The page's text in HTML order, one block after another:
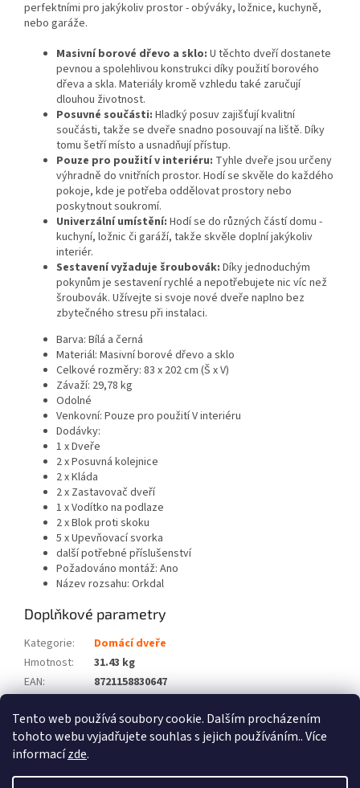
Tento web používá soubory cookie. Dalším procházením
tohoto webu vyjadřujete souhlas s jejich používáním.. Více
informacízde.
perfektními pro jakýkoliv prostor - obýváky, ložnice, kuchyně,
nebo garáže.
Masivní borové dřevo a sklo: U těchto dveří dostanete
pevnou a spolehlivou konstrukci díky použití borového
dřeva a skla. Materiály kromě vzhledu také zaručují
dlouhou životnost.
Posuvné součásti: Hladký posuv zajišťují kvalitní
součásti, takže se dveře snadno posouvají na liště. Díky
tomu šetří místo a usnadňují přístup.
Pouze pro použití v interiéru: Tyhle dveře jsou určeny
výhradně do vnitřních prostor. Hodí se skvěle do každého
pokoje, kde je potřeba oddělovat prostory nebo
poskytnout soukromí.
Univerzální umístění: Hodí se do různých částí domu -
kuchyní, ložnic či garáží, takže skvěle doplní jakýkoliv
interiér.
Sestavení vyžaduje šroubovák: Díky jednoduchým
pokynům je sestavení rychlé a nepotřebujete nic víc než
šroubovák. Užívejte si svoje nové dveře naplno bez
zbytečného stresu při instalaci.
Barva: Bílá a černá
Materiál: Masivní borové dřevo a sklo
Celkové rozměry: 83 x 202 cm (Š x V)
Závaží: 29,78 kg
Odolné
Venkovní: Pouze pro použití V interiéru
Dodávky:
1 x Dveře
2 x Posuvná kolejnice
2 x Kláda
2 x Zastavovač dveří
1 x Vodítko na podlaze
2 x Blok proti skoku
5 x Upevňovací svorka
další potřebné příslušenství
Požadováno montáž: Ano
Název rozsahu: Orkdal
Doplňkové parametry
Kategorie:
Domácí dveře
Hmotnost:
31.43 kg
EAN:
8721158830647
Počet balíků: 2